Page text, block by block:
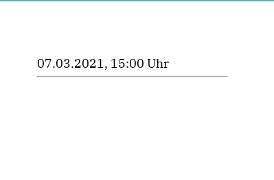
07.03.2021, 15:00 Uhr